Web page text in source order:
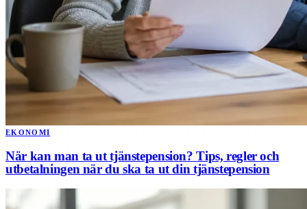
EKONOMI
När kan man ta ut tjänstepension? Tips, regler och
utbetalningen när du ska ta ut din tjänstepension